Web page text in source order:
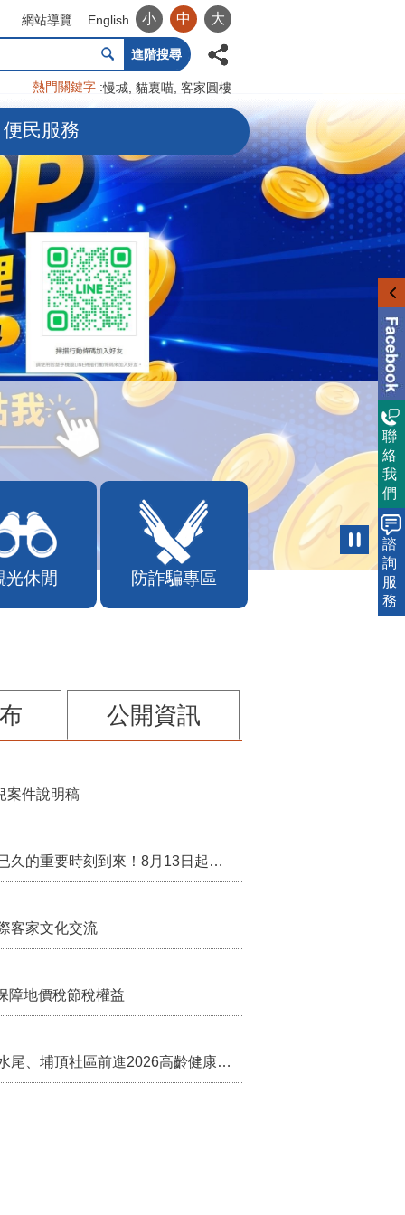
網站導覽 English 小 中 大
進階搜尋
熱門關鍵字 慢城 貓裏喵 客家圓樓
便民服務
光休閒 防詐騙專區
公開資訊
案件說明稿
行政院核定西拉雅族為平埔原住民族群 盼望已久的重要時刻到來！8月13日起受理民族成員名冊登記
客家文化交流
障地價稅節稅權益
苗栗農村綠色照顧成果登上全國舞台！ 後龍水尾、埔頂社區前進2026高齡健康產業博覽會
聯
絡
我
們
諮
詢
服
務